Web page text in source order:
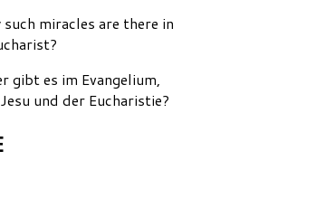
miracles are there in
gibt es im Evangelium,
und der Eucharistie?